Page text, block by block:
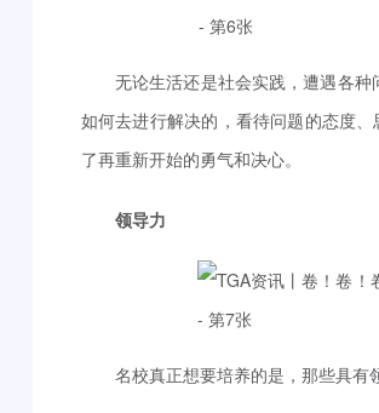
无论生活还是社会实践，遭遇各
如何去进行解决的，看待问题的态度
了再重新开始的勇气和决心。
领导力
名校真正想要培养的是，那些具有